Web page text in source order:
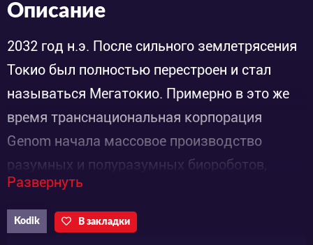
Описание
2032 год н.э. После сильного землетрясения
Токио был полностью перестроен и стал
называться Мегатокио. Примерно в это же
время транснациональная корпорация
Genom начала массовое производство
разумных и полуразумных биороботов,
известных как «бумеры». Они быстро нашли
применение как рабочие и солдаты, но также
вызвали к жизни волну преступлений
Развернуть
Kodik В закладки